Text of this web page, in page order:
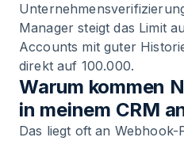
Manager steigt das Limit
Accounts mit guter
direkt auf 100.000.
Warum kommen
in meinem CRM
Das liegt oft an Webhook-